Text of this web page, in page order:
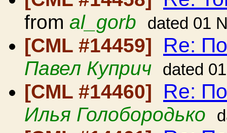
from al_gorb dated 01
[CML #14459] Re:
Павел Куприч dated
[CML #14460] Re:
Илья Голобородько